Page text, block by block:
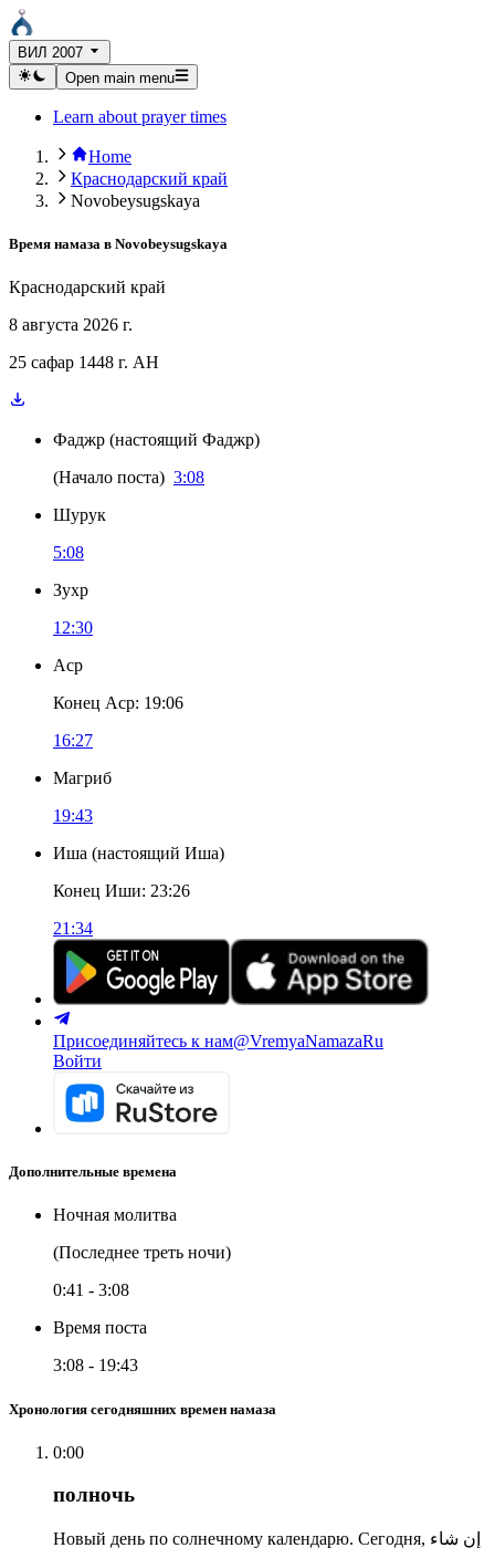
ВИЛ 2007
Open main menu
Learn about prayer times
Home
Краснодарский край
Novobeysugskaya
Время намаза в Novobeysugskaya
Краснодарский край
8 августа 2026 г.
25 сафар 1448 г. AH
Фаджр (настоящий Фаджр)
(Начало поста) 3:08
Шурук
5:08
Зухр
12:30
Аср
Конец Аср: 19:06
16:27
Магриб
19:43
Иша (настоящий Иша)
Конец Иши: 23:26
21:34
Присоединяйтесь к нам@VremyaNamazaRu
Войти
Дополнительные времена
Ночная молитва
(Последнее треть ночи)
0:41 - 3:08
Время поста
3:08 - 19:43
Хронология сегодняшних времен намаза
0:00
полночь
Новый день по солнечному календарю. Сегодня, إن شاء